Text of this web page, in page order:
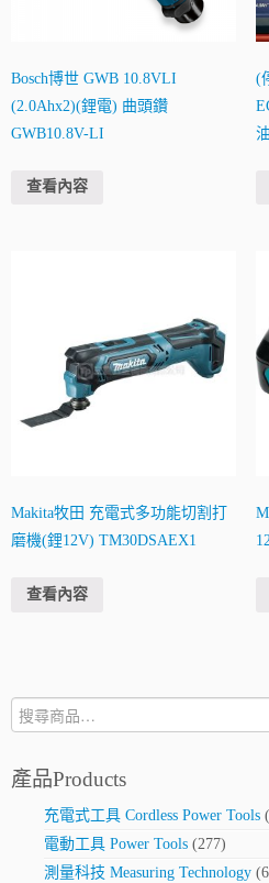
Bosch博世 GWB 10.8VLI
(2.0Ahx2)(鋰電) 曲頭鑽
GWB10.8V-LI
查看內容
(
Makita牧田 充電式多功能切割打
磨機(鋰12V) TM30DSAEX1
查看內容
搜
尋:
產品Products
充電式工具 Cordless Power Tools
電動工具 Power Tools (277)
測量科技 Measuring Technology